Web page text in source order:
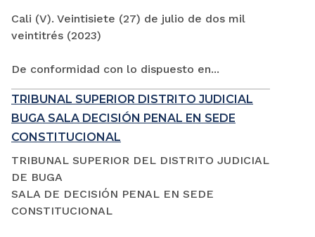
Cali (V). Veintisiete (27) de julio de dos mil
veintitrés (2023)
De conformidad con lo dispuesto en...
TRIBUNAL SUPERIOR DISTRITO JUDICIAL
BUGA SALA DECISIÓN PENAL EN SEDE
CONSTITUCIONAL
TRIBUNAL SUPERIOR DEL DISTRITO JUDICIAL
DE BUGA
SALA DE DECISIÓN PENAL EN SEDE
CONSTITUCIONAL